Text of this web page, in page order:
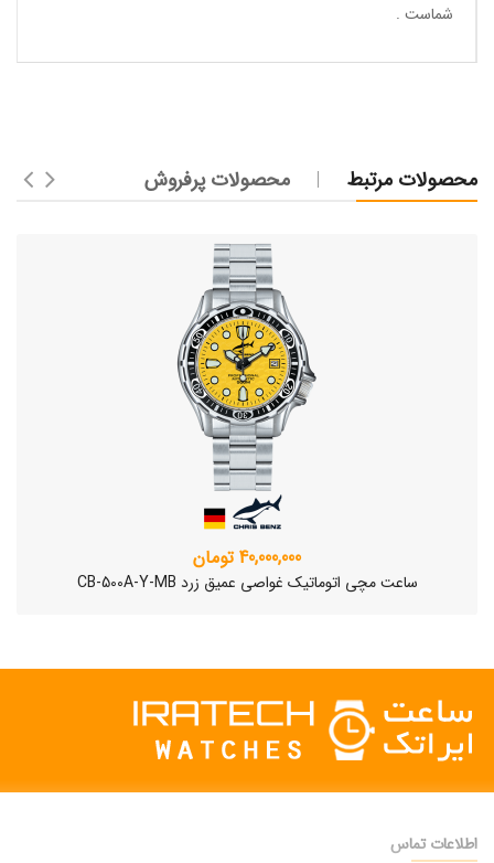
شماست .
محصولات مرتبط محصولات پرفروش
40,000,000 تومان
ساعت مچی اتوماتیک غواصی عمیق زرد CB-500A-Y-MB
اطلاعات تماس